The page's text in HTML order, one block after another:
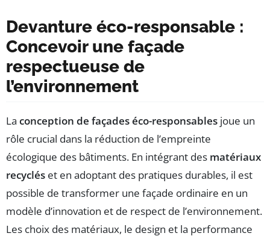
Devanture éco-responsable :
Concevoir une façade
respectueuse de
l’environnement
La conception de façades éco-responsables joue un
rôle crucial dans la réduction de l’empreinte
écologique des bâtiments. En intégrant des matériaux
recyclés et en adoptant des pratiques durables, il est
possible de transformer une façade ordinaire en un
modèle d’innovation et de respect de l’environnement.
Les choix des matériaux, le design et la performance